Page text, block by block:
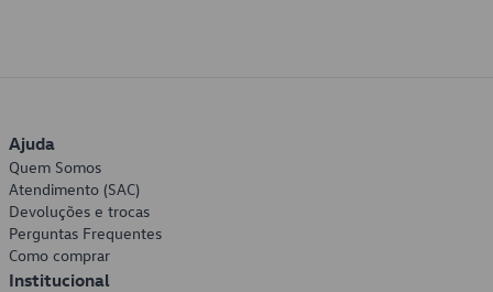
Ajuda
Quem Somos
Atendimento (SAC)
Devoluções e trocas
Perguntas Frequentes
Como comprar
Institucional